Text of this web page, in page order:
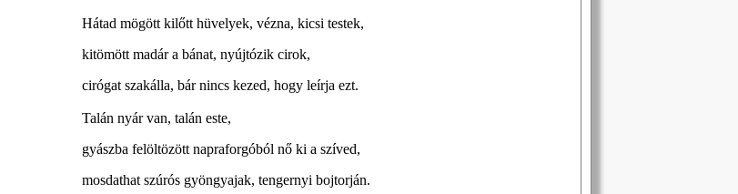
Hátad mögött kilőtt hüvelyek, vézna, kicsi testek,
kitömött madár a bánat, nyújtózik cirok,
cirógat szakálla, bár nincs kezed, hogy leírja ezt.
Talán nyár van, talán este,
gyászba felöltözött napraforgóból nő ki a szíved,
mosdathat szúrós gyöngyajak, tengernyi bojtorján.